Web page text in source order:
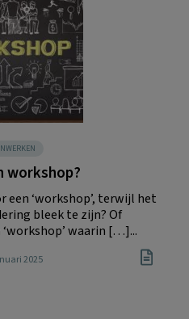
workshop?
een ‘workshop’, terwijl het
bleek te zijn? Of
waarin […]...
2025